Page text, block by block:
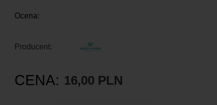
Ocena:
Producent:
CENA: 16,00 PLN